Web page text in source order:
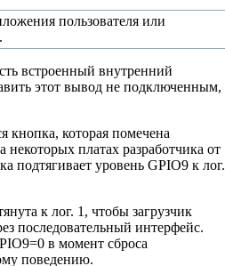
пользователя или
встроенный внутренний
этот вывод не подключенным,
кнопка, которая помечена
платах разработчика от
подтягивает уровень GPIO9 к лог.
к лог. 1, чтобы загрузчик
последовательный интерфейс.
в момент сброса
поведению.